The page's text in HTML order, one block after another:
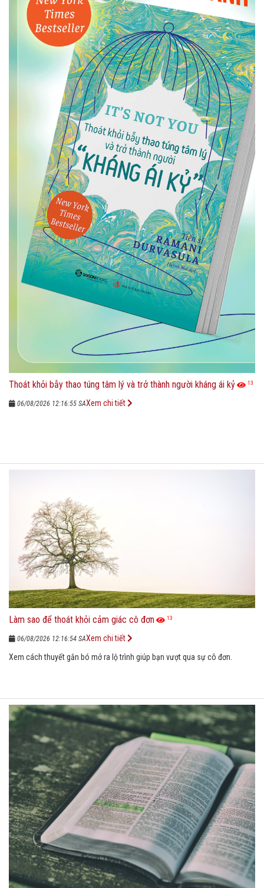
Thoát khỏi bẫy thao túng tâm lý và trở thành người kháng ái kỷ 13
06/08/2026 12:16:55 SAXem chi tiết
Làm sao để thoát khỏi cảm giác cô đơn 13
06/08/2026 12:16:54 SA
Xem cách thuyết gắn bó mở ra lộ trình giúp bạn vượt qua sự cô đơn.
Xem chi tiết